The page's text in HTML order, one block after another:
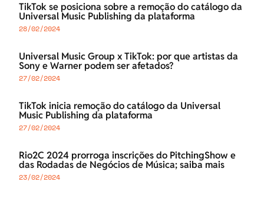
TikTok se posiciona sobre a remoção do catálogo da
Universal Music Publishing da plataforma
28/02/2024
Universal Music Group x TikTok: por que artistas da
Sony e Warner podem ser afetados?
27/02/2024
TikTok inicia remoção do catálogo da Universal
Music Publishing da plataforma
27/02/2024
Rio2C 2024 prorroga inscrições do PitchingShow e
das Rodadas de Negócios de Música; saiba mais
23/02/2024